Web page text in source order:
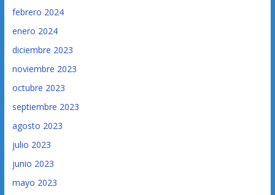
febrero 2024
enero 2024
diciembre 2023
noviembre 2023
octubre 2023
septiembre 2023
agosto 2023
julio 2023
junio 2023
mayo 2023